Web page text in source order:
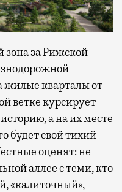
зона за Рижской
жилые кварталы от
ветке курсирует
а на их месте
будет свой тихий
оценят: не
аллее с теми, кто
«калиточный»,